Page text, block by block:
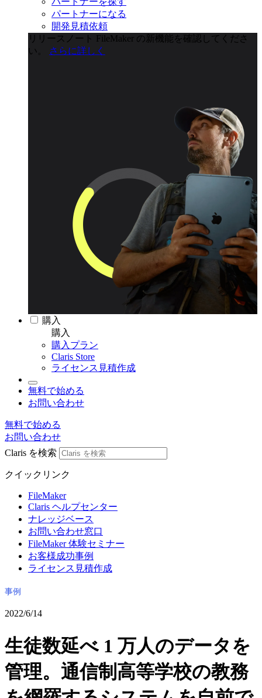
パートナーになる
開発見積依頼
リリースノート
FileMaker の新機能を確認してくださ
い。
さらに詳しく
購入
購入
購入プラン
Claris Store
ライセンス見積作成
無料で始める
お問い合わせ
無料で始める
お問い合わせ
Claris を検索
クイックリンク
FileMaker
Claris ヘルプセンター
ナレッジベース
お問い合わせ窓口
FileMaker 体験セミナー
お客様成功事例
ライセンス見積作成
事例
2022/6/14
生徒数延べ 1 万人のデータを
管理。通信制高等学校の教務